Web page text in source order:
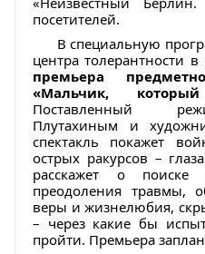
посетителей.
В специальную
центра толерантности
премьера
«Мальчик,
Поставленный
Плутахиным и
спектакль покажет
острых ракурсов –
расскажет о
преодоления травмы,
веры и жизнелюбия,
– через какие бы
пройти. Премьера